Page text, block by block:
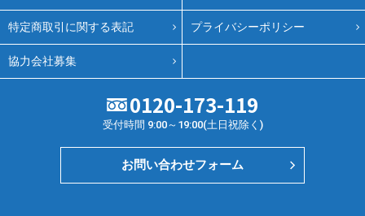
特定商取引に関する表記 プライバシーポリシー
協力会社募集
0120-173-119
受付時間 9:00～19:00(土日祝除く)
お問い合わせフォーム